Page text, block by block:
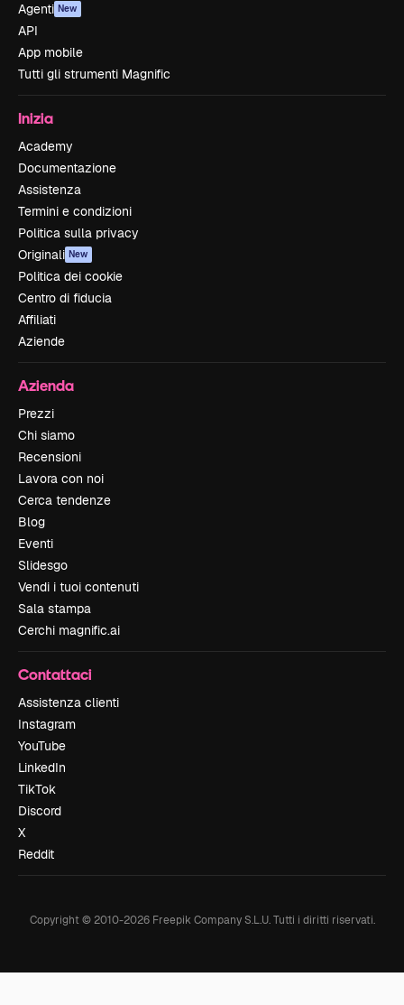
Agenti New
API
App mobile
Tutti gli strumenti Magnific
Inizia
Academy
Documentazione
Assistenza
Termini e condizioni
Politica sulla privacy
Originali New
Politica dei cookie
Centro di fiducia
Affiliati
Aziende
Azienda
Prezzi
Chi siamo
Recensioni
Lavora con noi
Cerca tendenze
Blog
Eventi
Slidesgo
Vendi i tuoi contenuti
Sala stampa
Cerchi magnific.ai
Contattaci
Assistenza clienti
Instagram
YouTube
LinkedIn
TikTok
Discord
X
Reddit
Copyright © 2010-2026Freepik Company S.L.U. Tutti i diritti riservati.